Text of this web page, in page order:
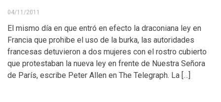
04/11/2011
El mismo día en que entró en efecto la draconiana ley en
Francia que prohibe el uso de la burka, las autoridades
francesas detuvieron a dos mujeres con el rostro cubierto
que protestaban la nueva ley en frente de Nuestra Señora
de París, escribe Peter Allen en The Telegraph. La […]